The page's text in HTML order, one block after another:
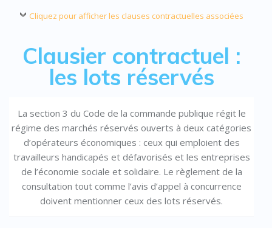
Cliquez pour afficher les clauses contractuelles associées
Clausier contractuel :
les lots réservés
La section 3 du Code de la commande publique régit le
régime des marchés réservés ouverts à deux catégories
d’opérateurs économiques : ceux qui emploient des
travailleurs handicapés et défavorisés et les entreprises
de l’économie sociale et solidaire. Le règlement de la
consultation tout comme l’avis d’appel à concurrence
doivent mentionner ceux des lots réservés.